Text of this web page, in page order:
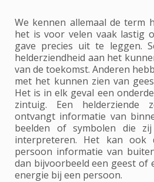
We kennen allemaal de term
het is voor velen vaak lastig
gave precies uit te leggen.
helderziendheid aan het
van de toekomst. Anderen
met het kunnen zien van
Het is in elk geval een
zintuig. Een helderziende
ontvangt informatie van
beelden of symbolen die
interpreteren. Het kan ook
persoon informatie van
dan bijvoorbeeld een geest of
energie bij een persoon.